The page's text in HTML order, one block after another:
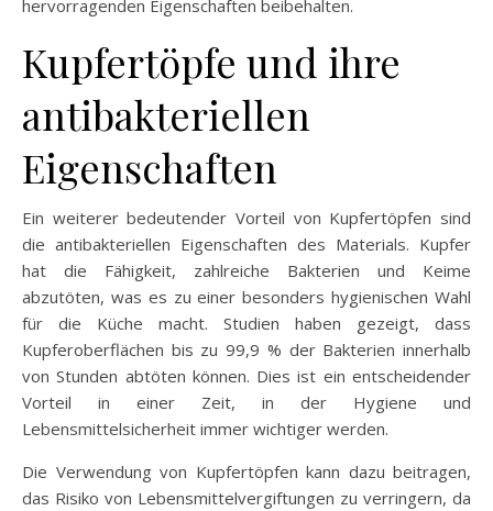
hervorragenden Eigenschaften beibehalten.
Kupfertöpfe und ihre
antibakteriellen
Eigenschaften
Ein weiterer bedeutender Vorteil von Kupfertöpfen sind
die antibakteriellen Eigenschaften des Materials. Kupfer
hat die Fähigkeit, zahlreiche Bakterien und Keime
abzutöten, was es zu einer besonders hygienischen Wahl
für die Küche macht. Studien haben gezeigt, dass
Kupferoberflächen bis zu 99,9 % der Bakterien innerhalb
von Stunden abtöten können. Dies ist ein entscheidender
Vorteil in einer Zeit, in der Hygiene und
Lebensmittelsicherheit immer wichtiger werden.
Die Verwendung von Kupfertöpfen kann dazu beitragen,
das Risiko von Lebensmittelvergiftungen zu verringern, da